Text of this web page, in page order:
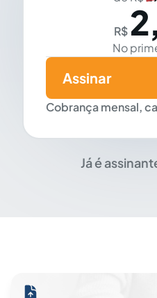
R$
No
Cobrança mensal,
Assinar
Já é